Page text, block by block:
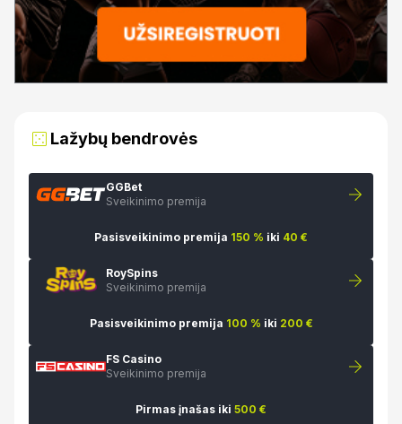
Lažybų bendrovės
GGBet
Sveikinimo premija
Pasisveikinimo premija 150 % iki 40 €
RoySpins
Sveikinimo premija
Pasisveikinimo premija 100 % iki 200 €
FS Casino
Sveikinimo premija
Pirmas įnašas iki 500 €